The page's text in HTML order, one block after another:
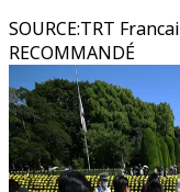
SOURCE:TRT
RECOMMANDÉ